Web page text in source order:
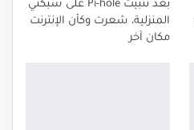
بعد تثبيت Pi-hole على شبكتي
المنزلية، شعرت وكأن الإنترنت
مكان آخر